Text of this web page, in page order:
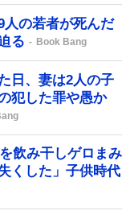
の若者が死んだ
る
Book Bang
日、妻は2人の子
犯した罪や愚か
飲み干しゲロまみ
くした」子供時代